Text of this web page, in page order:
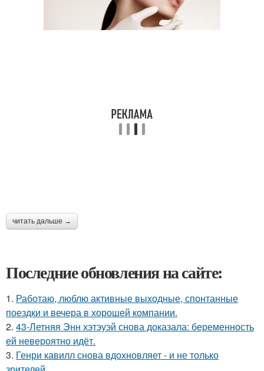
читать дальше →
Последние обновления на сайте:
1. Работаю, люблю активные выходные, спонтанные
поездки и вечера в хорошей компании.
2. 43-Летняя Энн хэтэуэй снова доказала: беременность
ей невероятно идёт.
3. Генри кавилл снова вдохновляет - и не только